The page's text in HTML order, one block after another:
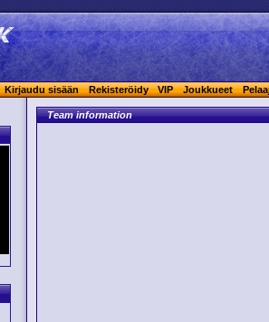
Kirjaudu sisään Rekisteröidy VIP Joukkueet
Team information